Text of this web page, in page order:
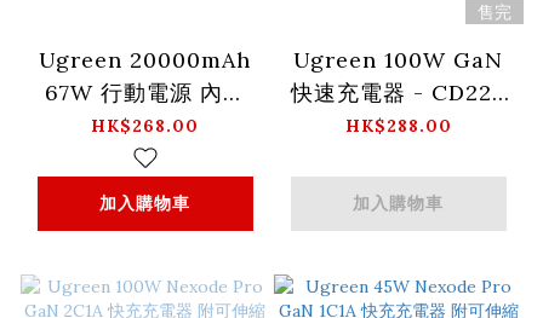
Ugreen 20000mAh
67W 行動電源 內建
Type-C線_PB550-
85166B
HK$268.00
加入購物車
售完
Ugreen 100W GaN
快速充電器 - CD226
- 40749
HK$288.00
加入購物車